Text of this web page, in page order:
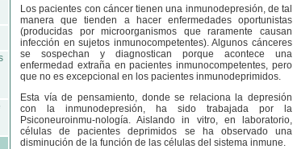
Los pacientes con cáncer tienen una inmunodepresión, de tal
manera que tienden a hacer enfermedades oportunistas
(producidas por microorganismos que raramente causan
infección en sujetos inmunocompetentes). Algunos cánceres
se sospechan y diagnostican porque acontece una
enfermedad extraña en pacientes inmunocompetentes, pero
que no es excepcional en los pacientes inmunodeprimidos.
Esta vía de pensamiento, donde se relaciona la depresión
con la inmunodepresión, ha sido trabajada por la
Psiconeuroinmu-nología. Aislando in vitro, en laboratorio,
células de pacientes deprimidos se ha observado una
disminución de la función de las células del sistema inmune.